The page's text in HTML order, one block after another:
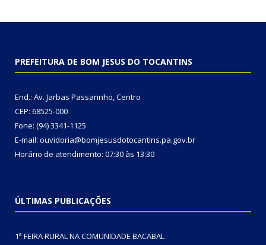
PREFEITURA DE BOM JESUS DO TOCANTINS
End.: Av. Jarbas Passarinho, Centro
CEP: 68525-000
Fone: (94) 3341-1125
E-mail: ouvidoria@bomjesusdotocantins.pa.gov.br
Horário de atendimento: 07:30 às 13:30
ÚLTIMAS PUBLICAÇÕES
1ª FEIRA RURAL NA COMUNIDADE BACABAL